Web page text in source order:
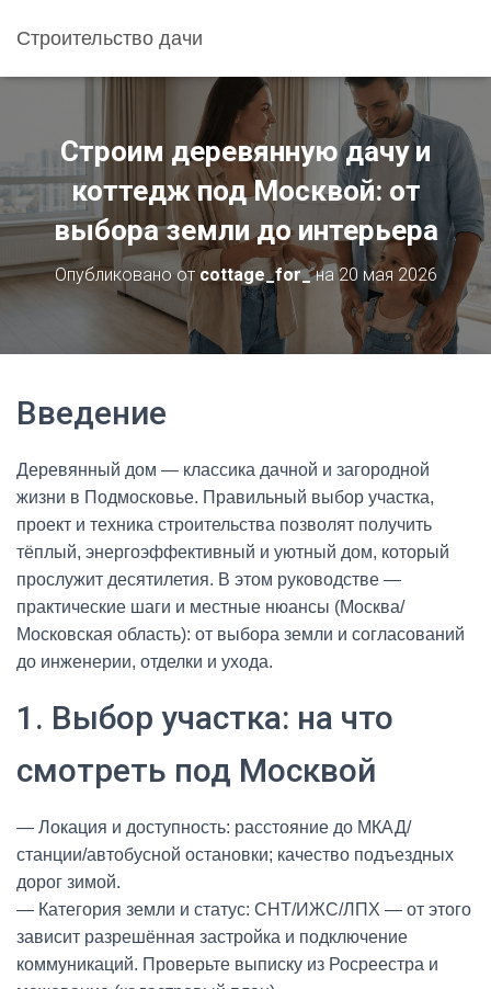
Строительство дачи
Строим деревянную дачу и
коттедж под Москвой: от
выбора земли до интерьера
Опубликовано от cottage_for_на20 мая 2026
Введение
Деревянный дом — классика дачной и загородной
жизни в Подмосковье. Правильный выбор участка,
проект и техника строительства позволят получить
тёплый, энергоэффективный и уютный дом, который
прослужит десятилетия. В этом руководстве —
практические шаги и местные нюансы (Москва/
Московская область): от выбора земли и согласований
до инженерии, отделки и ухода.
1. Выбор участка: на что
смотреть под Москвой
— Локация и доступность: расстояние до МКАД/
станции/автобусной остановки; качество подъездных
дорог зимой.
— Категория земли и статус: СНТ/ИЖС/ЛПХ — от этого
зависит разрешённая застройка и подключение
коммуникаций. Проверьте выписку из Росреестра и